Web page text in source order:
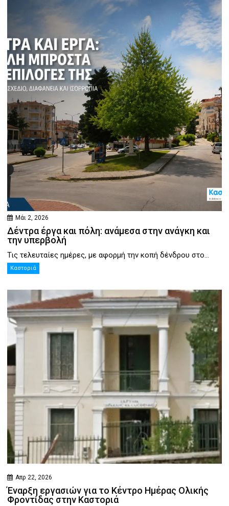
Μάι 2, 2026
Δέντρα έργα και πόλη: ανάμεσα στην ανάγκη και
την υπερβολή
Τις τελευταίες ημέρες, με αφορμή την κοπή δένδρου στο...
Καστοριά
Απρ 22, 2026
Έναρξη εργασιών για το Κέντρο Ημέρας Ολικής
Φροντίδας στην Καστοριά